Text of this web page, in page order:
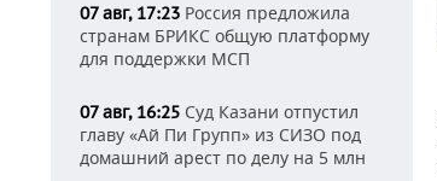
07 авг, 17:23 Россия предложила
странам БРИКС общую платформу
для поддержки МСП
07 авг, 16:25 Суд Казани отпустил
главу «Ай Пи Групп» из СИЗО под
домашний арест по делу на 5 млн